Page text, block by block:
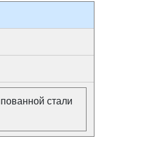
стали